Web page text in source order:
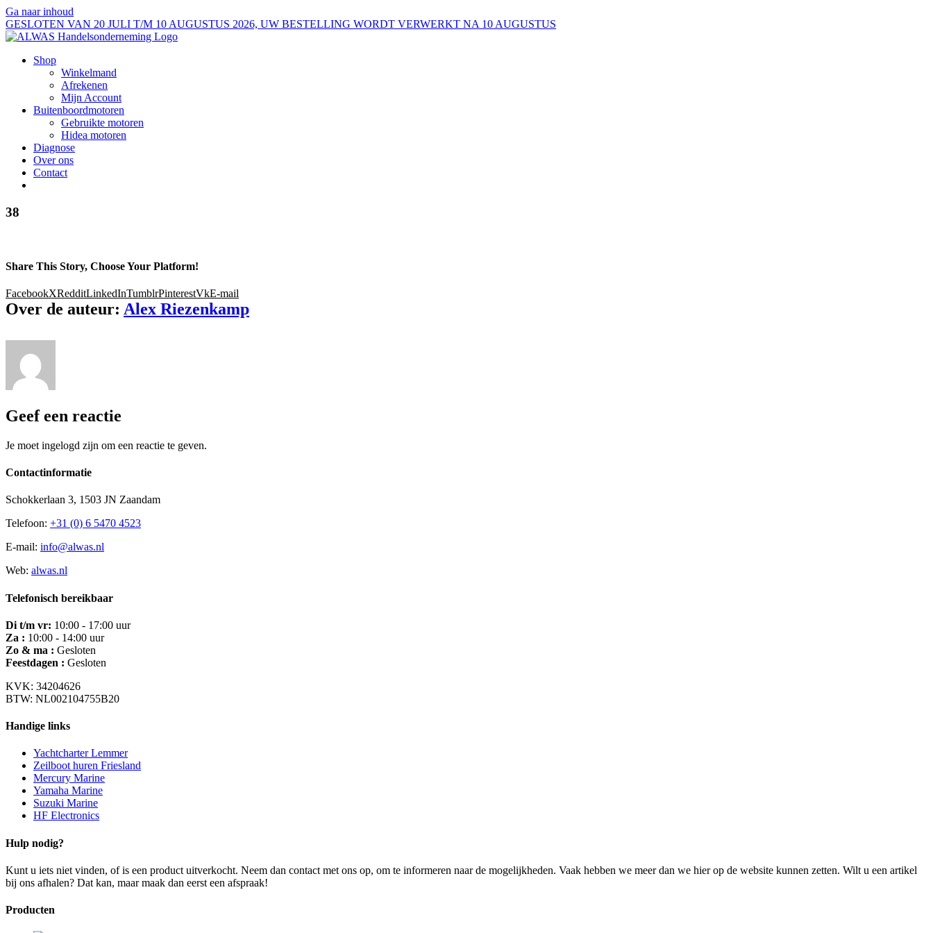
Ga naar inhoud
GESLOTEN VAN 20 JULI T/M 10 AUGUSTUS 2026, UW BESTELLING WORDT VERWERKT NA 10 AUGUSTUS
Shop
Winkelmand
Afrekenen
Mijn Account
Buitenboordmotoren
Gebruikte motoren
Hidea motoren
Diagnose
Over ons
Contact
38
Share This Story, Choose Your Platform!
FacebookXRedditLinkedInTumblrPinterestVkE-mail
Over de auteur: Alex Riezenkamp
Geef een reactie
Je moet ingelogd zijn om een reactie te geven.
Contactinformatie
Schokkerlaan 3, 1503 JN Zaandam
Telefoon: +31 (0) 6 5470 4523
E-mail: info@alwas.nl
Web: alwas.nl
Telefonisch bereikbaar
Di t/m vr: 10:00 - 17:00 uur
Za : 10:00 - 14:00 uur
Zo & ma : Gesloten
Feestdagen : Gesloten
KVK: 34204626
BTW: NL002104755B20
Handige links
Yachtcharter Lemmer
Zeilboot huren Friesland
Mercury Marine
Yamaha Marine
Suzuki Marine
HF Electronics
Hulp nodig?
Kunt u iets niet vinden, of is een product uitverkocht. Neem dan contact met ons op, om te informeren naar de mogelijkheden. Vaak hebben we meer dan we hier op de website kunnen zetten. Wilt u een artikel
bij ons afhalen? Dat kan, maar maak dan eerst een afspraak!
Producten